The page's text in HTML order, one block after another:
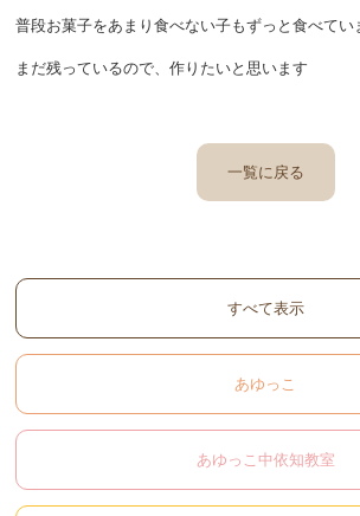
普段お菓子をあまり食べない子もずっと食べてい
まだ残っているので、作りたいと思います
一覧に戻る
すべて表示
あゆっこ
あゆっこ中依知教室